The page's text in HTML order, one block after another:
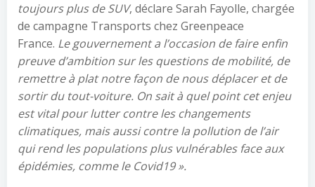
toujours plus de SUV, déclare Sarah Fayolle, chargée
de campagne Transports chez Greenpeace
France. Le gouvernement a l’occasion de faire enfin
preuve d’ambition sur les questions de mobilité, de
remettre à plat notre façon de nous déplacer et de
sortir du tout-voiture. On sait à quel point cet enjeu
est vital pour lutter contre les changements
climatiques, mais aussi contre la pollution de l’air
qui rend les populations plus vulnérables face aux
épidémies, comme le Covid19 ».